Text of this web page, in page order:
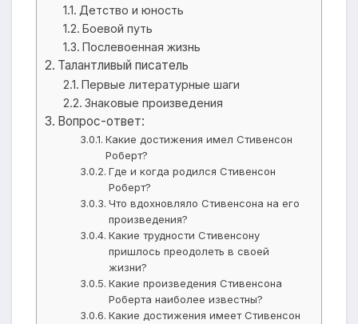
Детство и юность
Боевой путь
Послевоенная жизнь
Талантливый писатель
Первые литературные шаги
Знаковые произведения
Вопрос-ответ:
Какие достижения имел Стивенсон
Роберт?
Где и когда родился Стивенсон
Роберт?
Что вдохновляло Стивенсона на его
произведения?
Какие трудности Стивенсону
пришлось преодолеть в своей
жизни?
Какие произведения Стивенсона
Роберта наиболее известны?
Какие достижения имеет Стивенсон